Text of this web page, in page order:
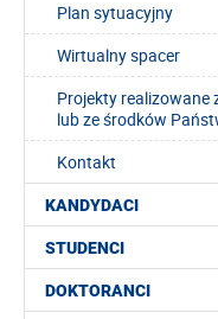
Plan sytuacyjny
Wirtualny spacer
Projekty realizowane
lub ze środków
Kontakt
KANDYDACI
STUDENCI
DOKTORANCI